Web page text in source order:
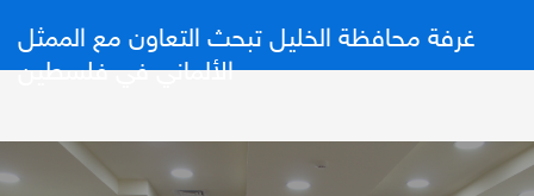
غرفة محافظة الخليل تبحث التعاون مع الممثل
الألماني في فلسطين